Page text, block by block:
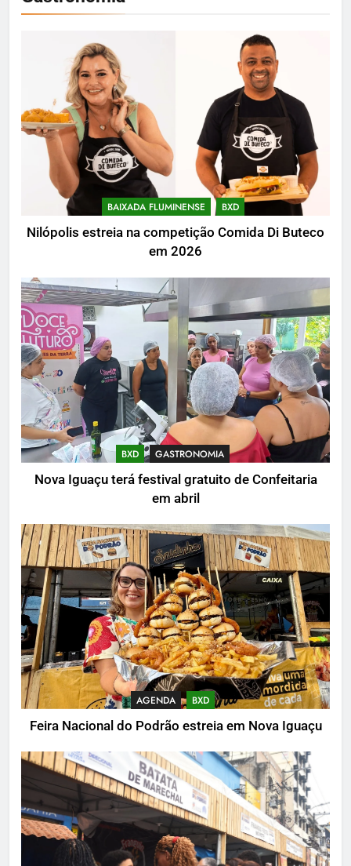
BAIXADA FLUMINENSE BXD
Nilópolis estreia na competição Comida Di Buteco
em 2026
BXD GASTRONOMIA
Nova Iguaçu terá festival gratuito de Confeitaria
em abril
AGENDA BXD
Feira Nacional do Podrão estreia em Nova Iguaçu